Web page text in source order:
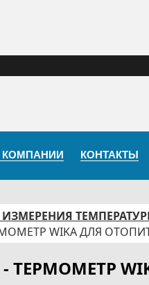
КОМПАНИИ
КОНТАКТЫ
ИЗМЕРЕНИЯ
WIKA ДЛЯ
ТЕРМОМЕТР